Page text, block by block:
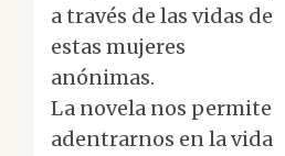
a través de las vidas de
estas mujeres
anónimas.
La novela nos permite
adentrarnos en la vida